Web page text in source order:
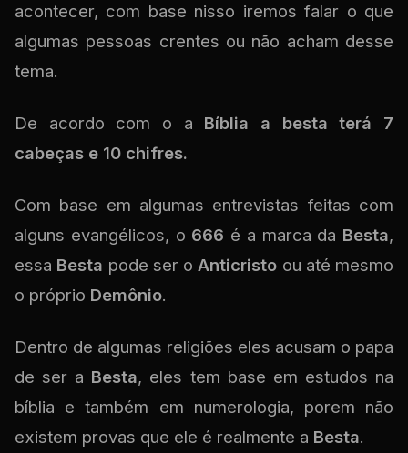
acontecer, com base nisso iremos falar o que
algumas pessoas crentes ou não acham desse
tema.
De acordo com o a Bíblia a besta terá 7
cabeças e 10 chifres.
Com base em algumas entrevistas feitas com
alguns evangélicos, o 666 é a marca da Besta,
essa Besta pode ser oAnticristo ou até mesmo
o próprio Demônio.
Dentro de algumas religiões eles acusam o papa
de ser a Besta, eles tem base em estudos na
bíblia e também em numerologia, porem não
existem provas que ele é realmente a Besta.